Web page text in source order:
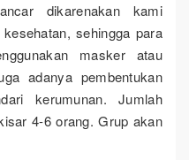
dikarenakan kami
sehingga para
masker atau
adanya pembentukan
kerumunan. Jumlah
4-6 orang. Grup akan